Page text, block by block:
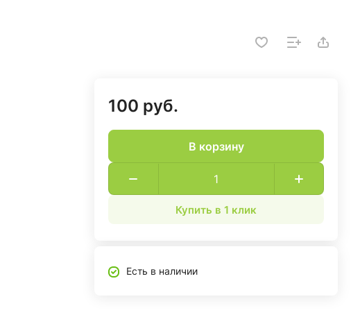
100 руб.
В корзину
Купить в 1 клик
Есть в наличии